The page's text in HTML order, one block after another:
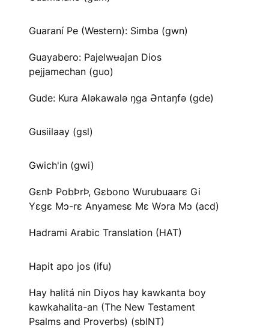
Guaraní Pe (Western): Simba (gwn)
Guayabero: Pajelwʉajan Dios
pejjamechan (guo)
Gude: Kura Aləkawalə ŋga Əntaŋfə (gde)
Gusiilaay (gsl)
Gwich'in (gwi)
GɛnÞ PobÞrÞ, Gɛbono Wurubuaarɛ Gi
Yɛgɛ Mɔ-rɛ Anyamesɛ Mɛ Wɔra Mɔ (acd)
Hadrami Arabic Translation (HAT)
Hapit apo jos (ifu)
Hay halitá nin Diyos hay kawkanta boy
kawkahalita-an (The New Testament
Psalms and Proverbs) (sblNT)